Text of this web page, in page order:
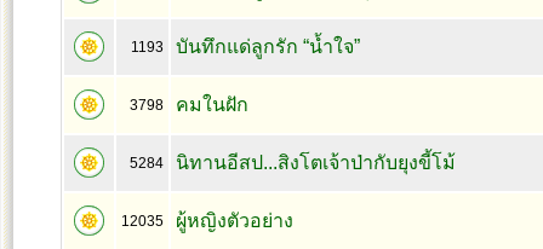
1193 บันทึกแด่ลูกรัก “น้ำใจ”
3798 คมในฝัก
5284 นิทานอีสป...สิงโตเจ้าป่ากับยุงขี้โม้
12035 ผู้หญิงตัวอย่าง